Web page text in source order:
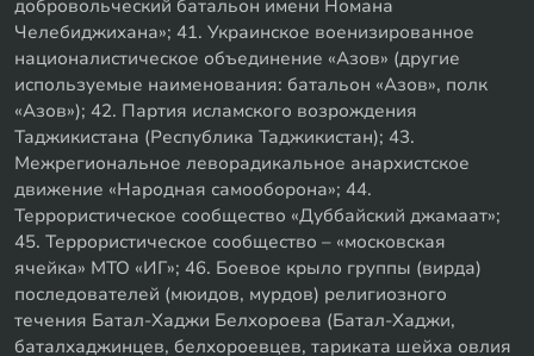
добровольческий батальон имени Номана
Челебиджихана»; 41. Украинское военизированное
националистическое объединение «Азов» (другие
используемые наименования: батальон «Азов», полк
«Азов»); 42. Партия исламского возрождения
Таджикистана (Республика Таджикистан); 43.
Межрегиональное леворадикальное анархистское
движение «Народная самооборона»; 44.
Террористическое сообщество «Дуббайский джамаат»;
45. Террористическое сообщество – «московская
ячейка» МТО «ИГ»; 46. Боевое крыло группы (вирда)
последователей (мюидов, мурдов) религиозного
течения Батал-Хаджи Белхороева (Батал-Хаджи,
баталхаджинцев, белхороевцев, тариката шейха овлия